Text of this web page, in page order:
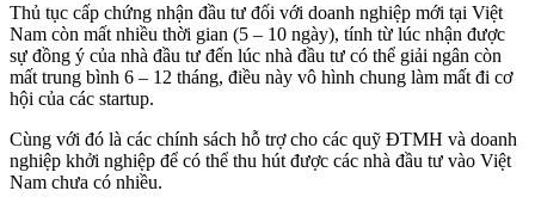
Thủ tục cấp chứng nhận đầu tư đối với doanh nghiệp mới tại Việt
Nam còn mất nhiều thời gian (5 – 10 ngày), tính từ lúc nhận được
sự đồng ý của nhà đầu tư đến lúc nhà đầu tư có thể giải ngân còn
mất trung bình 6 – 12 tháng, điều này vô hình chung làm mất đi cơ
hội của các startup.
Cùng với đó là các chính sách hỗ trợ cho các quỹ ĐTMH và doanh
nghiệp khởi nghiệp để có thể thu hút được các nhà đầu tư vào Việt
Nam chưa có nhiều.